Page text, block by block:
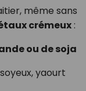
même sans
crémeux:
ou de soja
yaourt